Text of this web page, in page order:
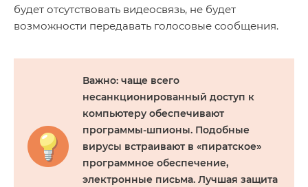
будет отсутствовать видеосвязь, не будет
возможности передавать голосовые сообщения.
Важно: чаще всего
несанкционированный доступ к
компьютеру обеспечивают
программы-шпионы. Подобные
вирусы встраивают в «пиратское»
программное обеспечение,
электронные письма. Лучшая защита